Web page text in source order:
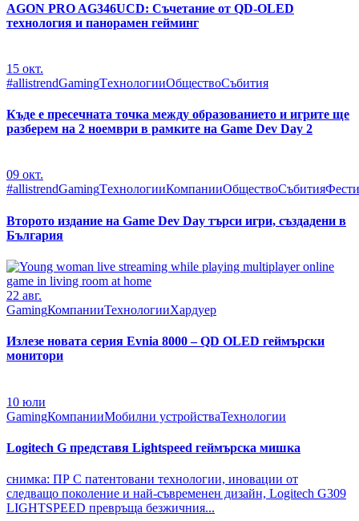
AGON PRO AG346UCD: Съчетание от QD-OLED
технология и панорамен гейминг
15 окт.
#allistrendGamingTехнологииОбществоСъбития
Къде е пресечната точка между образованието и игрите ще
разберем на 2 ноември в рамките на Game Dev Day 2
09 окт.
#allistrendGamingTехнологииКомпанииОбществоСъбития
Второто издание на Game Dev Day търси игри, създадени в
България
22 авг.
GamingКомпанииТехнологииХардуер
Излезе новата серия Evnia 8000 – QD OLED геймърски
монитори
10 юли
GamingКомпанииМобилни устройстваТехнологии
Logitech G представя Lightspeed геймърска мишка
снимка: ПР С патентовани технологии, иновации от
следващо поколение и най-съвременен дизайн, Logitech G309
LIGHTSPEED превръща безжичния...